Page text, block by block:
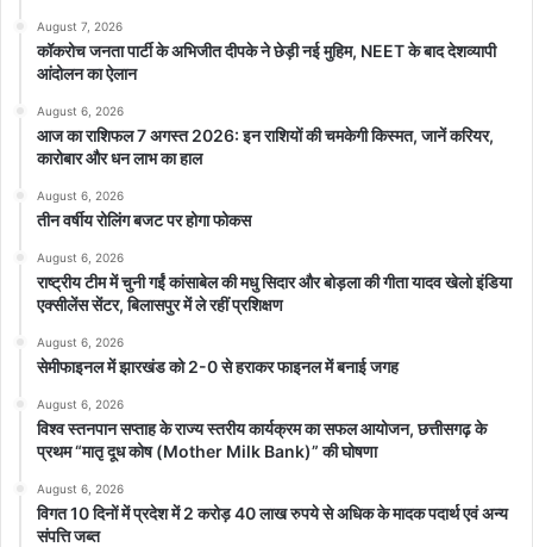
August 7, 2026
कॉकरोच जनता पार्टी के अभिजीत दीपके ने छेड़ी नई मुहिम, NEET के बाद देशव्यापी
आंदोलन का ऐलान
August 6, 2026
आज का राशिफल 7 अगस्त 2026: इन राशियों की चमकेगी किस्मत, जानें करियर,
कारोबार और धन लाभ का हाल
August 6, 2026
तीन वर्षीय रोलिंग बजट पर होगा फोकस
August 6, 2026
राष्ट्रीय टीम में चुनी गईं कांसाबेल की मधु सिदार और बोड़ला की गीता यादव खेलो इंडिया
एक्सीलेंस सेंटर, बिलासपुर में ले रहीं प्रशिक्षण
August 6, 2026
सेमीफाइनल में झारखंड को 2-0 से हराकर फाइनल में बनाई जगह
August 6, 2026
विश्व स्तनपान सप्ताह के राज्य स्तरीय कार्यक्रम का सफल आयोजन, छत्तीसगढ़ के
प्रथम “मातृ दूध कोष (Mother Milk Bank)” की घोषणा
August 6, 2026
विगत 10 दिनों में प्रदेश में 2 करोड़ 40 लाख रुपये से अधिक के मादक पदार्थ एवं अन्य
संपत्ति जब्त